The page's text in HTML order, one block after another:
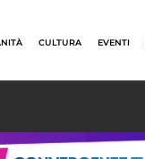
CULTURA EVENTI